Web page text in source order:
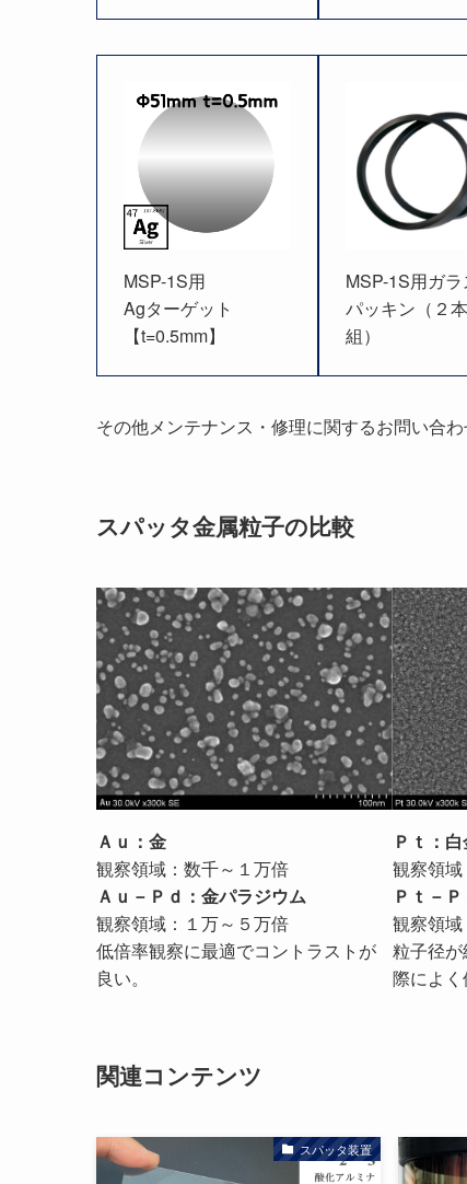
MSP-1S用
Agターゲット
【t=0.5mm】
MSP-1S用ガ
パッキン（２本
組）
その他メンテナンス・修理に関するお問い合
スパッタ金属粒子の比較
Ａｕ：金
観察領域：数千～１万倍
Ａｕ－Ｐｄ：金パラジウム
観察領域：１万～５万倍
低倍率観察に最適でコントラストが
良い。
Ｐｔ：
観察領
Ｐｔ－
観察領
粒子径
際によく
関連コンテンツ
スパッタ装置